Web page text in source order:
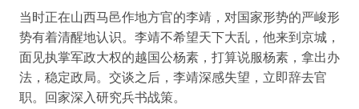
当时正在山西马邑作地方官的李靖，对国家形势的严峻形
势有着清醒地认识。李靖不希望天下大乱，他来到京城，
面见执掌军政大权的越国公杨素，打算说服杨素，拿出办
法，稳定政局。交谈之后，李靖深感失望，立即辞去官
职。回家深入研究兵书战策。